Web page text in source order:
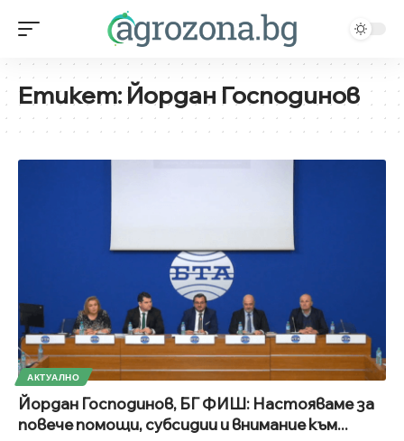
Етикет:Йордан Господинов
АКТУАЛНО
Йордан Господинов, БГ ФИШ: Настояваме за
повече помощи, субсидии и внимание към...